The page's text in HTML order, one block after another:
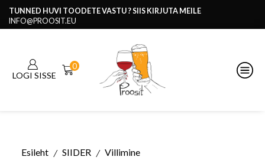
TUNNED HUVI TOODETE VASTU ? SIIS KIRJUTA MEILE
INFO@PROOSIT.EU
LOGI SISSE
0
Esileht / SIIDER / Villimine